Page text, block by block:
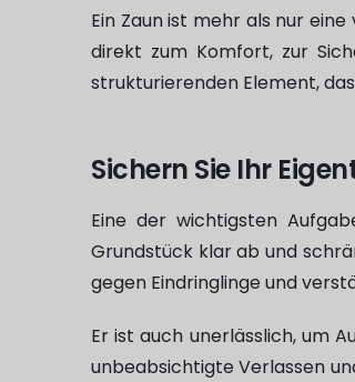
Ein Zaun ist mehr als nur
direkt zum Komfort, zur
strukturierenden Element,
Sichern Sie Ihr
Eine der wichtigsten
Grundstück klar ab und
gegen Eindringlinge und
Er ist auch unerlässlich, um
unbeabsichtigte Verlassen